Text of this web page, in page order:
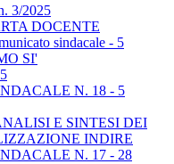
3/2025
DOCENTE
sindacale - 5
SI'
N. 18 - 5
E SINTESI DEI
INDIRE
N. 17 - 28